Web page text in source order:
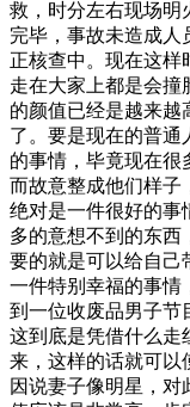
救，时分左右现场明
完毕，事故未造成
正核查中。现在这样
走在大家上都是会撞
的颜值已经是越来越
了。要是现在的普通
的事情，毕竟现在很
而故意整成他们样子
绝对是一件很好的事
多的意想不到的东西
要的就是可以给自己
一件特别幸福的事情
到一位收废品男子节
这到底是凭借什么走
来，这样的话就可以
因说妻子像明星，对